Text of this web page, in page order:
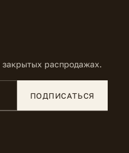
распродажах.
ПОДПИСАТЬСЯ